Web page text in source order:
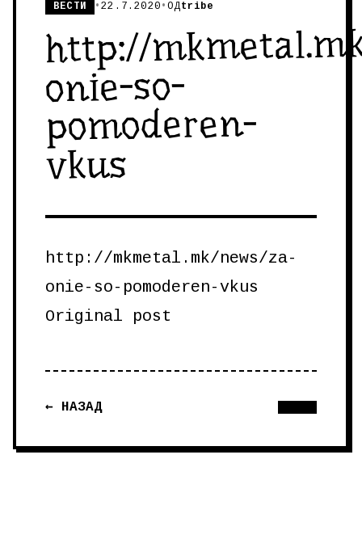
ВЕСТИ •22.7.2020 •ОДtribe
http://
onie-so-
pomoderen-
vkus
http://mkmetal.mk/news/za-
onie-so-pomoderen-vkus
Original post
← НАЗАД